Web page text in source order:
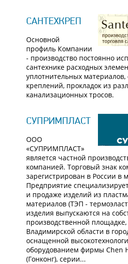
САНТЕХКРЕП
Основной
профиль Компании
- производство постоянно
сантехнике расходных
уплотнительных материалов,
креплений, прокладок из
канализационных тросов.
СУПРИМПЛАСТ
ООО
«СУПРИМПЛАСТ»
является частной
компанией. Торговый знак
зарегистрирован в России в
Предприятие
и продаже изделий из
материалов (ТЭП -
изделия выпускаются на
производственной
Владимирской области в
оснащенной
оборудованием фирмы Chen
(Гонконг), серии...